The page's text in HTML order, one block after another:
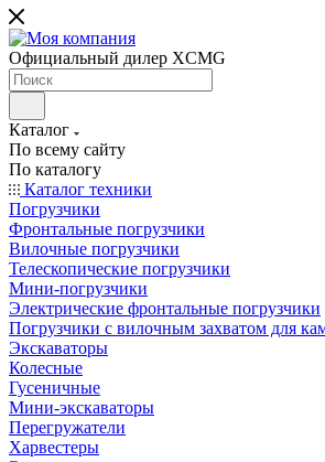
Официальный дилер XCMG
Каталог
По всему сайту
По каталогу
Каталог техники
Погрузчики
Фронтальные погрузчики
Вилочные погрузчики
Телескопические погрузчики
Мини-погрузчики
Электрические фронтальные погрузчики
Погрузчики с вилочным захватом для
Экскаваторы
Колесные
Гусеничные
Мини-экскаваторы
Перегружатели
Харвестеры